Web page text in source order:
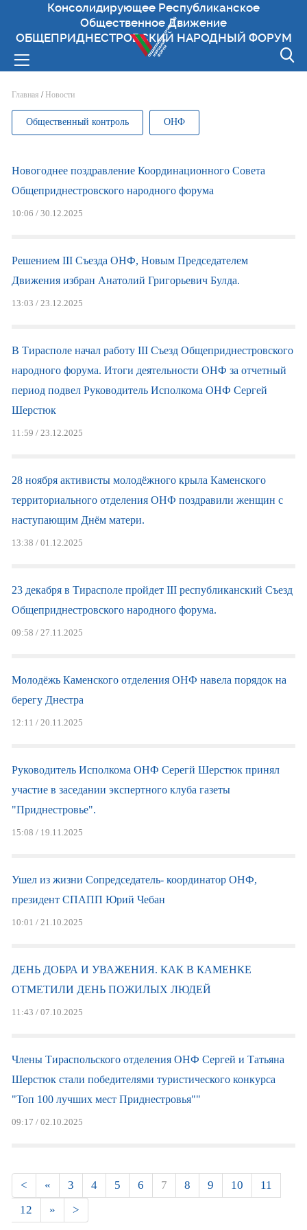
Консолидирующее Республиканское
Общественное Движение
ОБЩЕПРИДНЕСТРОВСКИЙ НАРОДНЫЙ ФОРУМ
Вы здесь
Главная / Новости
Общественный контроль ОНФ
Новогоднее поздравление Координационного Совета
Общеприднестровского народного форума
10:06 / 30.12.2025
Решением III Съезда ОНФ, Новым Председателем
Движения избран Анатолий Григорьевич Булда.
13:03 / 23.12.2025
В Тирасполе начал работу III Съезд Общеприднестровского
народного форума. Итоги деятельности ОНФ за отчетный
период подвел Руководитель Исполкома ОНФ Сергей
Шерстюк
11:59 / 23.12.2025
28 ноября активисты молодёжного крыла Каменского
территориального отделения ОНФ поздравили женщин с
наступающим Днём матери.
13:38 / 01.12.2025
23 декабря в Тирасполе пройдет III республиканский Съезд
Общеприднестровского народного форума.
09:58 / 27.11.2025
Молодёжь Каменского отделения ОНФ навела порядок на
берегу Днестра
12:11 / 20.11.2025
Руководитель Исполкома ОНФ Серегй Шерстюк принял
участие в заседании экспертного клуба газеты
"Приднестровье".
15:08 / 19.11.2025
Ушел из жизни Сопредседатель- координатор ОНФ,
президент СПАПП Юрий Чебан
10:01 / 21.10.2025
ДЕНЬ ДОБРА И УВАЖЕНИЯ. КАК В КАМЕНКЕ
ОТМЕТИЛИ ДЕНЬ ПОЖИЛЫХ ЛЮДЕЙ
11:43 / 07.10.2025
Члены Тираспольского отделения ОНФ Сергей и Татьяна
Шерстюк стали победителями туристического конкурса
"Топ 100 лучших мест Приднестровья""
09:17 / 02.10.2025
< « 3 4 5 6 7 8 9 10
11
12
» >